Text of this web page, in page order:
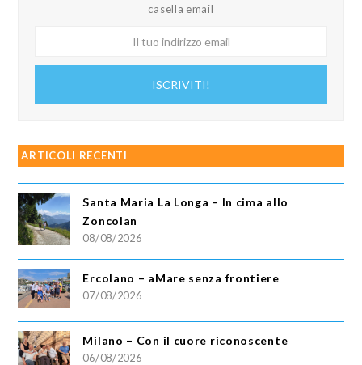
casella email
ISCRIVITI!
ARTICOLI RECENTI
Santa Maria La Longa – In cima allo
Zoncolan
08/08/2026
Ercolano – aMare senza frontiere
07/08/2026
Milano – Con il cuore riconoscente
06/08/2026